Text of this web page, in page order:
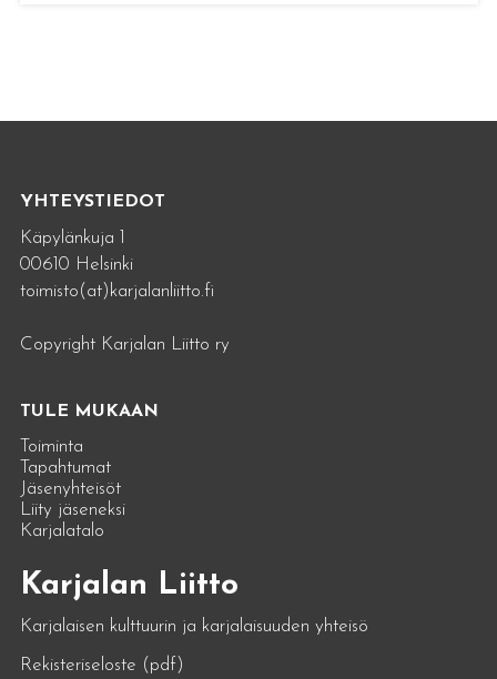
YHTEYSTIEDOT
Käpylänkuja 1
00610 Helsinki
toimisto(at)karjalanliitto.fi
Copyright Karjalan Liitto ry
TULE MUKAAN
Toiminta
Tapahtumat
Jäsenyhteisöt
Liity jäseneksi
Karjalatalo
Karjalan Liitto
Karjalaisen kulttuurin ja karjalaisuuden yhteisö
Rekisteriseloste (pdf)